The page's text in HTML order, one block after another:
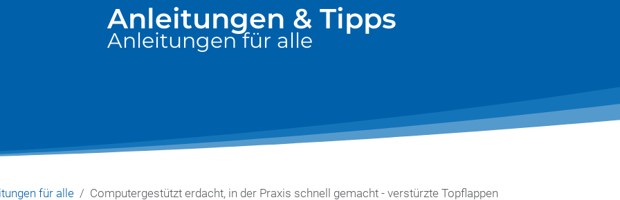
Anleitungen & Tipps
Anleitungen für alle
für alle Computergestützt erdacht, in der Praxis schnell gemacht - verstürzte Topflappen